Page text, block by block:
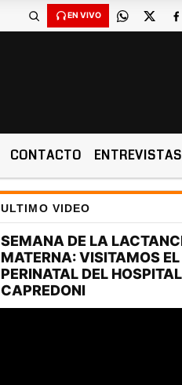
EN VIVO
CONTACTO ENTREVISTAS
ULTIMO VIDEO